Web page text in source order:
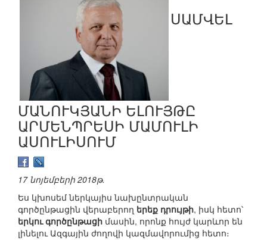
ՍԱՄՎԵԼ
ՄԱՆՈՒԿՅԱՆԻ ԵԼՈՒՅԹԸ
ԱՐՄԵՆՊՐԵՍԻ ՄԱՄՈՒԼԻ
ԱՍՈՒԼԻՍՈՒՄ
17 նոյեմբերի 2018թ.
Ես կխոսեմ ներկայիս նախընտրական
գործընթացին վերաբերող երեք դրույթի, իսկ հետո՝
երկու գործընթացի մասին, որոնք հույժ կարևոր են
լինելու Ազգային ժողովի կազմավորումից հետո։